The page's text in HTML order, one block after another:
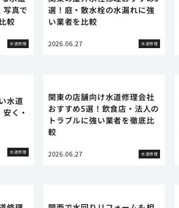
真で
較
水道修理
選！庭・散水栓の水漏れに強
い業者を比較
2026.06.27 水道修理
水道
く・
水道修理
関東の店舗向け水道修理会社
おすすめ5選！飲食店・法人の
トラブルに強い業者を徹底比
較
2026.06.27 水道修理